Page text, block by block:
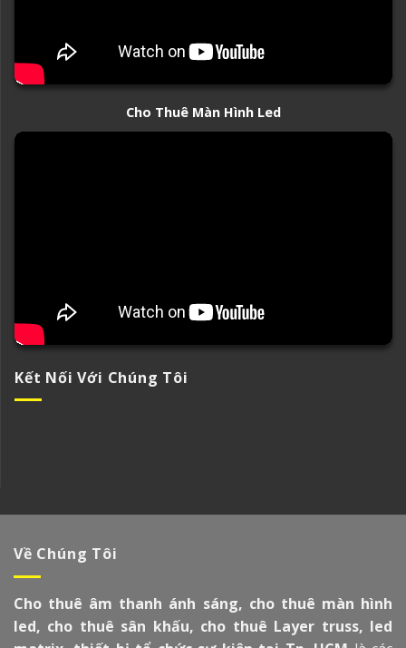
Cho Thuê Màn Hình Led
Kết Nối Với Chúng Tôi
Về Chúng Tôi
Cho thuê âm thanh ánh sáng, cho thuê màn hình
led, cho thuê sân khấu, cho thuê Layer truss, led